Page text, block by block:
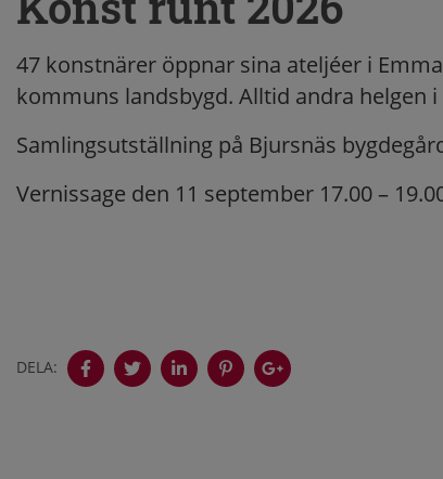
47 konstnärer öppnar sina ateljéer i
kommuns landsbygd. Alltid andra helgen
Samlingsutställning på Bjursnäs
Vernissage den 11 september 17.00 –
DELA: